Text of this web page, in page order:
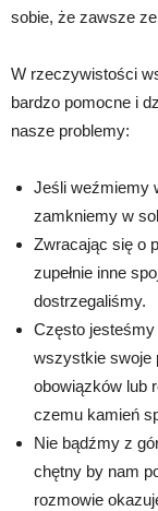
sobie, że zawsze
W rzeczywistości
bardzo pomocne i
nasze problemy:
Jeśli weźmiemy
zamkniemy w
Zwracając się o
zupełnie inne
dostrzegaliśmy.
Często jesteśmy
wszystkie swoje
obowiązków lub
czemu kamień
Nie bądźmy z
chętny by nam
rozmowie